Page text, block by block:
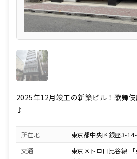
2025年12月竣工の新築ビル！歌舞
♪
所在地
東京都中央区銀座3-
交通
東京メトロ日比谷線